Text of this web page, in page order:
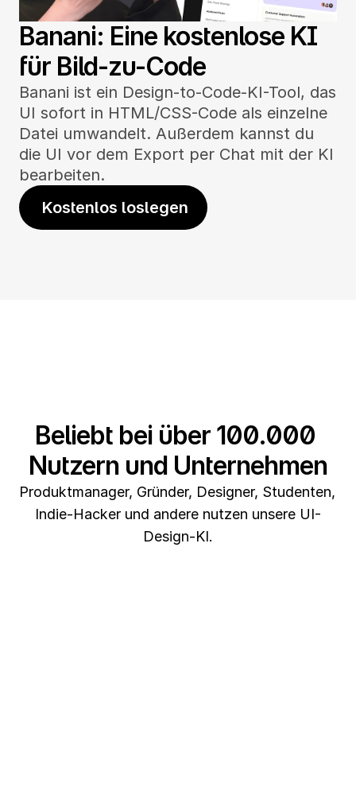
Banani: Eine kostenlose KI
für Bild-zu-Code
Banani ist ein Design-to-Code-KI-Tool, das
UI sofort in HTML/CSS-Code als einzelne
Datei umwandelt. Außerdem kannst du
die UI vor dem Export per Chat mit der KI
bearbeiten.
Kostenlos loslegen
Beliebt bei über 100.000
Nutzern und Unternehmen
Produktmanager, Gründer, Designer, Studenten,
Indie-Hacker und andere nutzen unsere UI-
Design-KI.